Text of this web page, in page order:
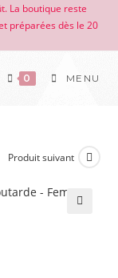
La boutique reste
préparées dès le 20
0 MENU
Produit suivant